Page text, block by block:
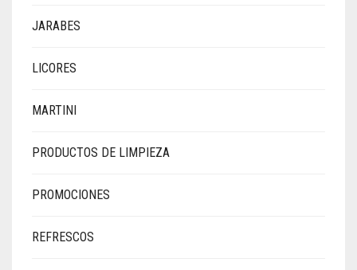
JARABES
LICORES
MARTINI
PRODUCTOS DE LIMPIEZA
PROMOCIONES
REFRESCOS